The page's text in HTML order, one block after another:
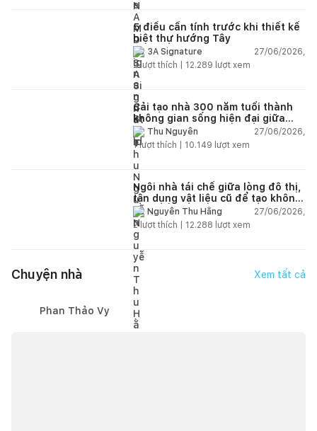
5 điều cần tính trước khi thiết kế
biệt thự hướng Tây
3A Signature
27/06/2026,
2lượt thích | 12.289 lượt xem
Cải tạo nhà 300 năm tuổi thành
không gian sống hiện đại giữa
thiên nhiên
Thu Nguyễn
27/06/2026,
1lượt thích | 10.149 lượt xem
Ngôi nhà tái chế giữa lòng đô thị,
tận dụng vật liệu cũ để tạo không
gian sống linh hoạt
Nguyễn Thu Hằng
27/06/2026,
2lượt thích | 12.288 lượt xem
Chuyện nhà Xem tất cả
Phan Thảo Vy